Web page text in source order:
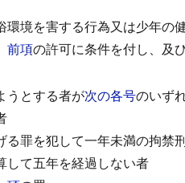
境を害する行為又は少年
前項の許可に条件を付し、及
うとする者が次の各号のいず
罪を犯して一年未満の拘禁
して五年を経過しない者